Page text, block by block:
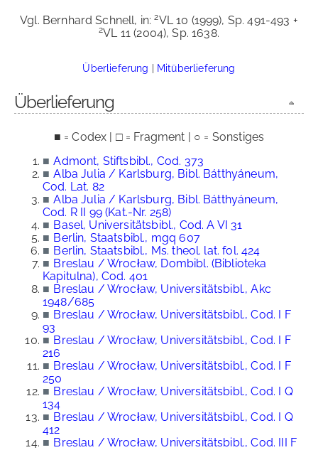
Vgl. Bernhard Schnell, in:2VL 10 (1999), Sp. 491-493 +
2VL 11 (2004), Sp. 1638.
Überlieferung | Mitüberlieferung
Überlieferung
■ = Codex | □ = Fragment | ○ = Sonstiges
■ Admont, Stiftsbibl., Cod. 373
■ Alba Julia / Karlsburg, Bibl. Bátthyáneum,
Cod. Lat. 82
■ Alba Julia / Karlsburg, Bibl. Bátthyáneum,
Cod. R II 99 (Kat.-Nr. 258)
■ Basel, Universitätsbibl., Cod. A VI 31
■ Berlin, Staatsbibl., mgq 607
■ Berlin, Staatsbibl., Ms. theol. lat. fol. 424
■ Breslau / Wrocław, Dombibl. (Biblioteka
Kapitulna), Cod. 401
■ Breslau / Wrocław, Universitätsbibl., Akc
1948/685
■ Breslau / Wrocław, Universitätsbibl., Cod. I F
93
■ Breslau / Wrocław, Universitätsbibl., Cod. I F
216
■ Breslau / Wrocław, Universitätsbibl., Cod. I F
250
■ Breslau / Wrocław, Universitätsbibl., Cod. I Q
134
■ Breslau / Wrocław, Universitätsbibl., Cod. I Q
412
■ Breslau / Wrocław, Universitätsbibl., Cod. III F